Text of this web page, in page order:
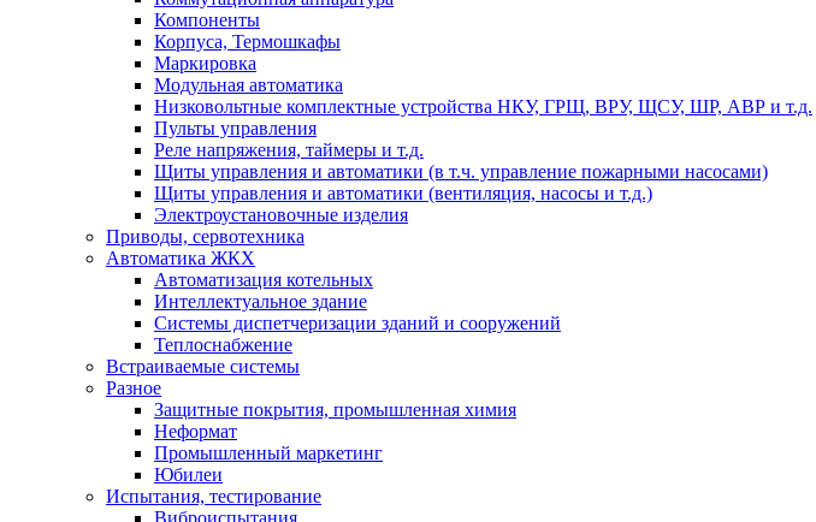
Компоненты
Корпуса, Термошкафы
Маркировка
Модульная автоматика
Низковольтные комплектные устройства НКУ, ГРЩ, ВРУ, ЩСУ, ШР, АВР и т.д.
Пульты управления
Реле напряжения, таймеры и т.д.
Щиты управления и автоматики (в т.ч. управление пожарными насосами)
Щиты управления и автоматики (вентиляция, насосы и т.д.)
Электроустановочные изделия
Приводы, сервотехника
Автоматика ЖКХ
Автоматизация котельных
Интеллектуальное здание
Системы диспетчеризации зданий и сооружений
Теплоснабжение
Встраиваемые системы
Разное
Защитные покрытия, промышленная химия
Неформат
Промышленный маркетинг
Юбилеи
Испытания, тестирование